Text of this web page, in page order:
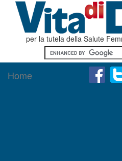
per la tutela della Salute
Home